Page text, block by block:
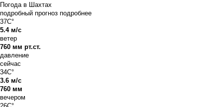
Погода в Шахтах
подробный прогноз подробнее
37C°
5.4 м/с
ветер
760 мм рт.ст.
давление
сейчас
34C°
3.6 м/с
760 мм
вечером